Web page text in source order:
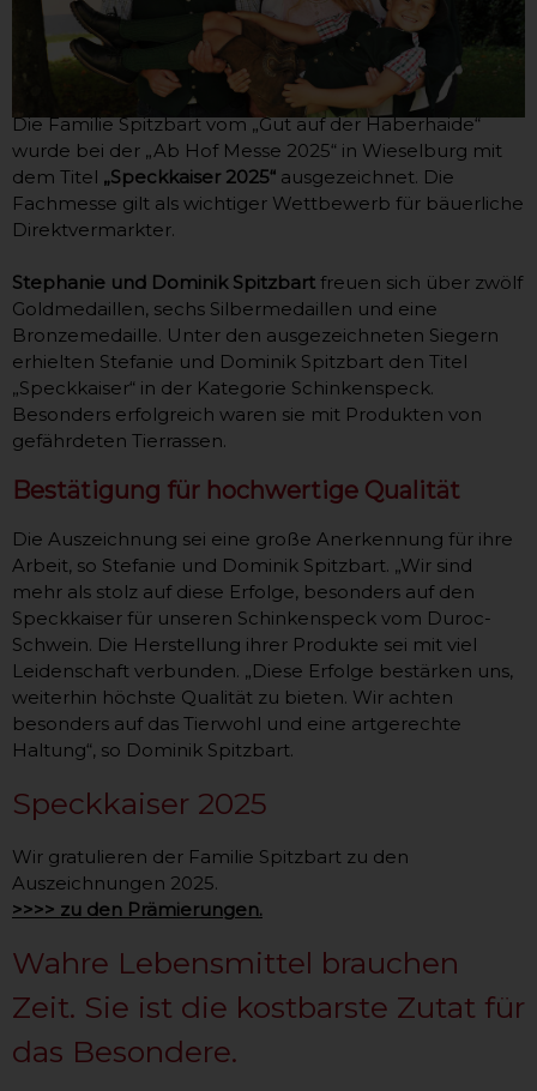
Die Familie Spitzbart vom „Gut auf der Haberhaide“
wurde bei der „Ab Hof Messe 2025“ in Wieselburg mit
dem Titel „Speckkaiser 2025“ ausgezeichnet. Die
Fachmesse gilt als wichtiger Wettbewerb für bäuerliche
Direktvermarkter.
Stephanie und Dominik Spitzbart freuen sich über zwölf
Goldmedaillen, sechs Silbermedaillen und eine
Bronzemedaille. Unter den ausgezeichneten Siegern
erhielten Stefanie und Dominik Spitzbart den Titel
„Speckkaiser“ in der Kategorie Schinkenspeck.
Besonders erfolgreich waren sie mit Produkten von
gefährdeten Tierrassen.
Bestätigung für hochwertige Qualität
Die Auszeichnung sei eine große Anerkennung für ihre
Arbeit, so Stefanie und Dominik Spitzbart. „Wir sind
mehr als stolz auf diese Erfolge, besonders auf den
Speckkaiser für unseren Schinkenspeck vom Duroc-
Schwein. Die Herstellung ihrer Produkte sei mit viel
Leidenschaft verbunden. „Diese Erfolge bestärken uns,
weiterhin höchste Qualität zu bieten. Wir achten
besonders auf das Tierwohl und eine artgerechte
Haltung“, so Dominik Spitzbart.
Speckkaiser 2025
Wir gratulieren der Familie Spitzbart zu den
Auszeichnungen 2025.
>>>> zu den Prämierungen.
Wahre Lebensmittel brauchen
Zeit. Sie ist die kostbarste Zutat für
das Besondere.